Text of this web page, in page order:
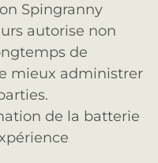
Spingranny
autorise non
de
mieux administrer
de la batterie